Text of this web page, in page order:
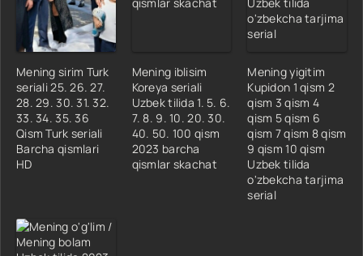
Mening sirim Turk
seriali 25. 26. 27.
28. 29. 30. 31. 32.
33. 34. 35. 36
Qism Turk seriali
Barcha qismlari
HD
Mening iblisim
Koreya seriali
Uzbek tilida 1. 5. 6.
7. 8. 9. 10. 20. 30.
40. 50. 100 qism
2023 barcha
qismlar skachat
Mening yigitim
Kupidon 1 qism 2
qism 3 qism 4
qism 5 qism 6
qism 7 qism 8 qism
9 qism 10 qism
Uzbek tilida
o'zbekcha tarjima
serial